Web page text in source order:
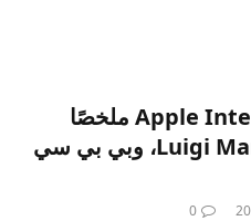
أفسدت شركة Apple Intelligence ملخصًا
للإشعارات حول Luigi Mangione، وبي بي سي
0